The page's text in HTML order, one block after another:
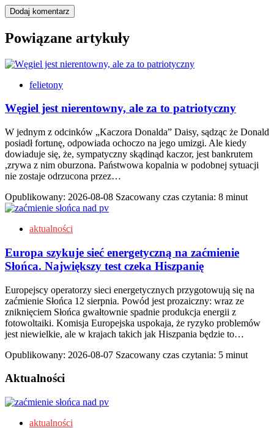
Powiązane artykuły
felietony
Węgiel jest nierentowny, ale za to patriotyczny
W jednym z odcinków „Kaczora Donalda” Daisy, sądząc że Donald
posiadł fortunę, odpowiada ochoczo na jego umizgi. Ale kiedy
dowiaduje się, że, sympatyczny skądinąd kaczor, jest bankrutem
,zrywa z nim oburzona. Państwowa kopalnia w podobnej sytuacji
nie zostaje odrzucona przez…
Opublikowany: 2026-08-08 Szacowany czas czytania: 8 minut
aktualności
Europa szykuje sieć energetyczną na zaćmienie
Słońca. Największy test czeka Hiszpanię
Europejscy operatorzy sieci energetycznych przygotowują się na
zaćmienie Słońca 12 sierpnia. Powód jest prozaiczny: wraz ze
zniknięciem Słońca gwałtownie spadnie produkcja energii z
fotowoltaiki. Komisja Europejska uspokaja, że ryzyko problemów
jest niewielkie, ale w krajach takich jak Hiszpania będzie to…
Opublikowany: 2026-08-07 Szacowany czas czytania: 5 minut
Aktualności
aktualności